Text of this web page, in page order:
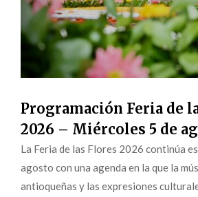
Programación Feria de
2026 – Miércoles 5 de
La Feria de las Flores 2026 continúa
agosto con una agenda en la que la
antioqueñas y las expresiones